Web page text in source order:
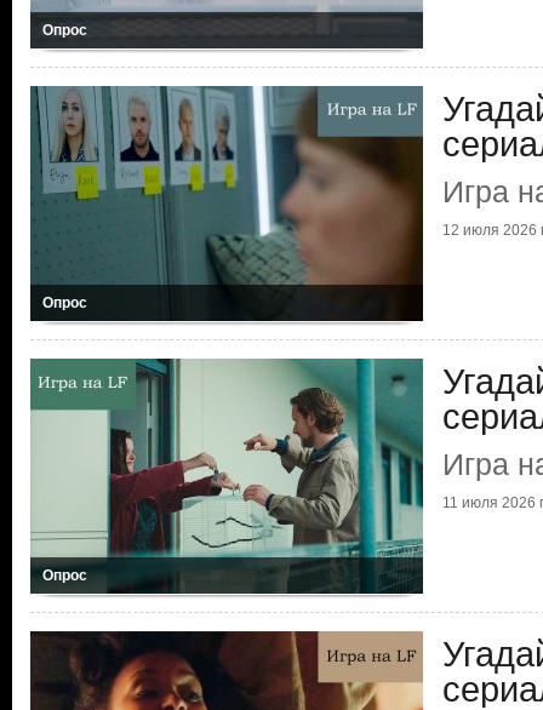
Опрос
Опрос
Игра
12 июля 2026
Опрос
Игра
11 июля 2026